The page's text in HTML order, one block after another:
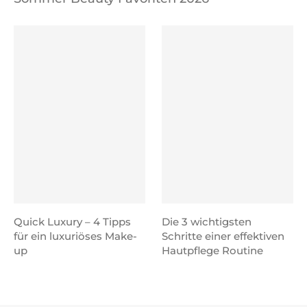
Quick Luxury – 4 Tipps
für ein luxuriöses Make-
up
Die 3 wichtigsten
Schritte einer effektiven
Hautpflege Routine